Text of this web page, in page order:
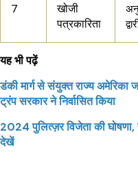
7
खोजी
पत्रकारिता
यह भी पढ़ें
डंकी मार्ग से संयुक्त राज्य अमेरिका
ट्रंप सरकार ने निर्वासित किया
2024 पुलित्ज़र विजेता की
देखें